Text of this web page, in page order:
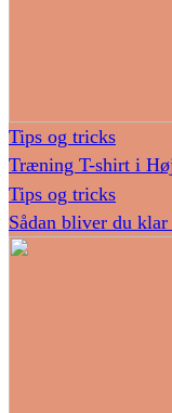
Tips og tricks
Træning T-shirt i
Tips og tricks
Sådan bliver du